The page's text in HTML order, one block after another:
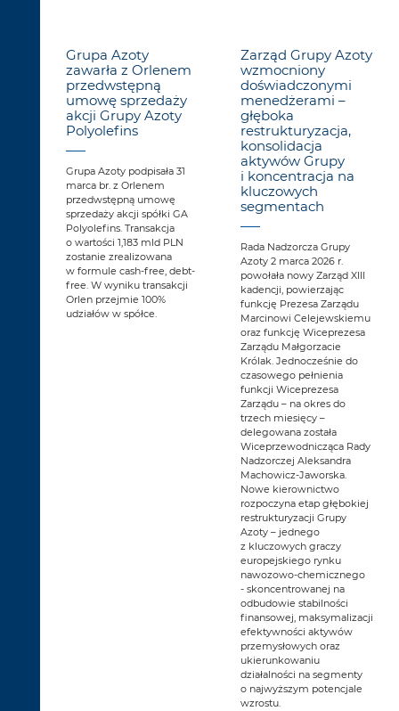
Grupa Azoty
zawarła z Orlenem
przedwstępną
umowę sprzedaży
akcji Grupy Azoty
Polyolefins
Grupa Azoty podpisała 31
marca br. z Orlenem
przedwstępną umowę
sprzedaży akcji spółki GA
Polyolefins. Transakcja
o wartości 1,183 mld PLN
zostanie zrealizowana
w formule cash-free, debt-
free. W wyniku transakcji
Orlen przejmie 100%
udziałów w spółce.
Zarząd Grupy Azoty
wzmocniony
doświadczonymi
menedżerami –
głęboka
restrukturyzacja,
konsolidacja
aktywów Grupy
i koncentracja na
kluczowych
segmentach
Rada Nadzorcza Grupy
Azoty 2 marca 2026 r.
powołała nowy Zarząd XIII
kadencji, powierzając
funkcję Prezesa Zarządu
Marcinowi Celejewskiemu
oraz funkcję Wiceprezesa
Zarządu Małgorzacie
Królak. Jednocześnie do
czasowego pełnienia
funkcji Wiceprezesa
Zarządu – na okres do
trzech miesięcy –
delegowana została
Wiceprzewodnicząca Rady
Nadzorczej Aleksandra
Machowicz-Jaworska.
Nowe kierownictwo
rozpoczyna etap głębokiej
restrukturyzacji Grupy
Azoty – jednego
z kluczowych graczy
europejskiego rynku
nawozowo-chemicznego
- skoncentrowanej na
odbudowie stabilności
finansowej, maksymalizacji
efektywności aktywów
przemysłowych oraz
ukierunkowaniu
działalności na segmenty
o najwyższym potencjale
wzrostu.